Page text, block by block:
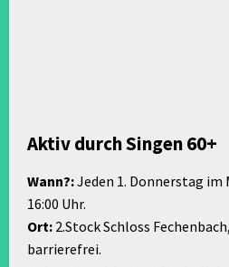
Aktiv durch Singen 60+
Wann?:Jeden 1. Donnerstag im
16:00 Uhr.
Ort: 2.Stock Schloss
barrierefrei.